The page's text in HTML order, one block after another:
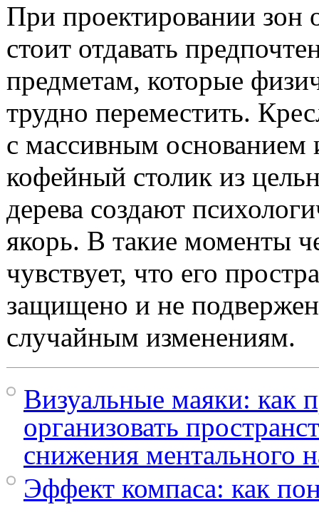
При проектировании зон
стоит отдавать
предметам, которые
трудно переместить.
с массивным основанием
кофейный столик из
дерева создают
якорь. В такие моменты
чувствует, что его
защищено и не
случайным изменениям.
Визуальные маяки: как
организовать
снижения ментального
Эффект компаса: как